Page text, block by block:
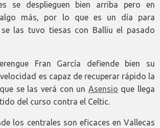
se desplieguen bien arriba pero en
algo más, por lo que es un día para
las tuvo tiesas con Balliu el pasado
Fran García defiende bien su
es capaz de recuperar rápido la
se las verá con un Asensio que llega
del curso contra el Celtic.
los centrales son eficaces en Vallecas